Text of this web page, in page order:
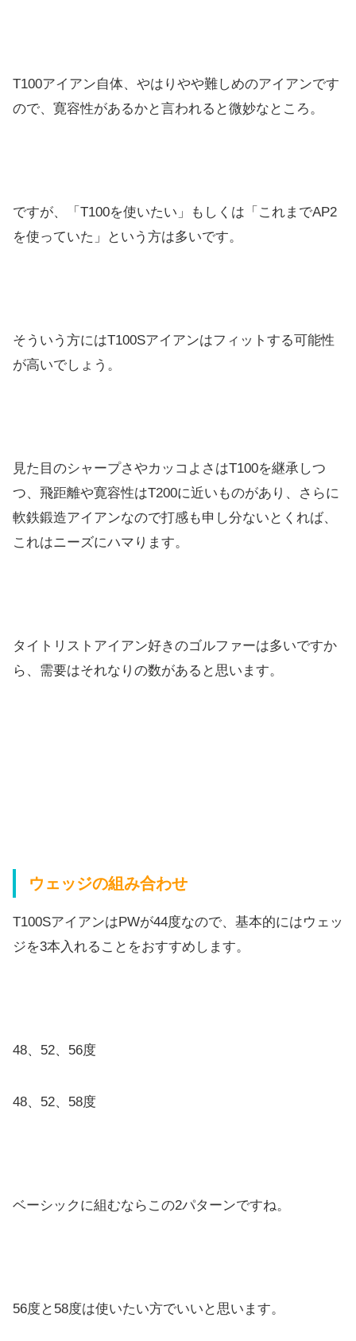
T100アイアン自体、やはりやや難しめのアイアンです
ので、寛容性があるかと言われると微妙なところ。
ですが、「T100を使いたい」もしくは「これまでAP2
を使っていた」という方は多いです。
そういう方にはT100Sアイアンはフィットする可能性
が高いでしょう。
見た目のシャープさやカッコよさはT100を継承しつ
つ、飛距離や寛容性はT200に近いものがあり、さらに
軟鉄鍛造アイアンなので打感も申し分ないとくれば、
これはニーズにハマります。
タイトリストアイアン好きのゴルファーは多いですか
ら、需要はそれなりの数があると思います。
ウェッジの組み合わせ
T100SアイアンはPWが44度なので、基本的にはウェッ
ジを3本入れることをおすすめします。
48、52、56度
48、52、58度
ベーシックに組むならこの2パターンですね。
56度と58度は使いたい方でいいと思います。